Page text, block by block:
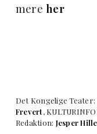
mereher
Det Kongelige Teater:
Frevert,
Redaktion: Jesper